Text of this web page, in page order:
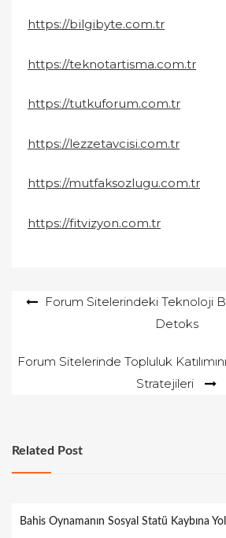
https://bilgibyte.com.tr
https://teknotartisma.com.tr
https://tutkuforum.com.tr
https://lezzetavcisi.com.tr
https://mutfaksozlugu.com.tr
https://fitvizyon.com.tr
Yazı Forum Sitelerindeki Teknoloji
Detoks
Forum Sitelerinde Topluluk
Stratejileri
Related Post
Bahis Oynamanın Sosyal Statü Kaybına